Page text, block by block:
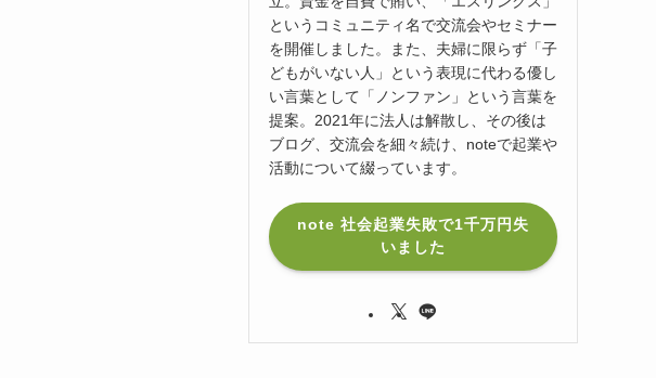
というコミュニティ名で交流会やセミナー
を開催しました。また、夫婦に限らず「子
どもがいない人」という表現に代わる優し
い言葉として「ノンファン」という言葉を
提案。2021年に法人は解散し、その後は
ブログ、交流会を細々続け、noteで起業や
活動について綴っています。
note 社会起業失敗で1千万円失
いました